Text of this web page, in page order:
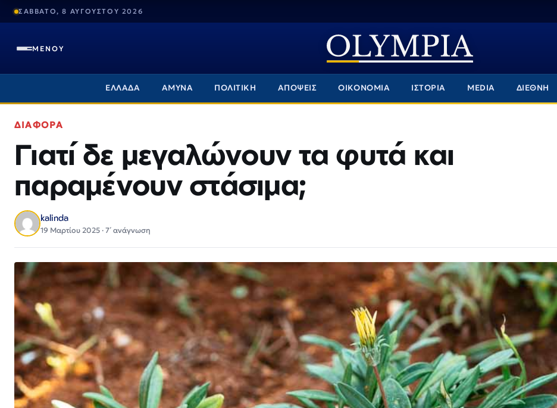
ΣΑΒΒΑΤΟ, 8 ΑΥΓΟΥΣΤΟΥ 2026
ΜΕΝΟΥ
ΕΛΛΑΔΑ ΑΜΥΝΑ ΠΟΛΙΤΙΚΗ ΑΠΟΨΕΙΣ ΟΙΚΟΝΟΜΙΑ ΙΣΤΟΡΙΑ MEDIA ΔΙΕΘΝΗ
ΔΙΑΦΟΡΑ
Γιατί δε μεγαλώνουν τα φυτά και
παραμένουν στάσιμα;
kalinda
19 Μαρτίου 2025 · 7΄ ανάγνωση